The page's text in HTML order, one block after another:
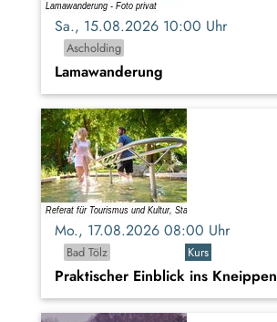
Sa., 15.08.2026 10:00 Uhr
Ascholding
Lamawanderung
Mo., 17.08.2026 08:00 Uhr
Bad Tölz
Kurs
Praktischer Einblick ins Kneippen